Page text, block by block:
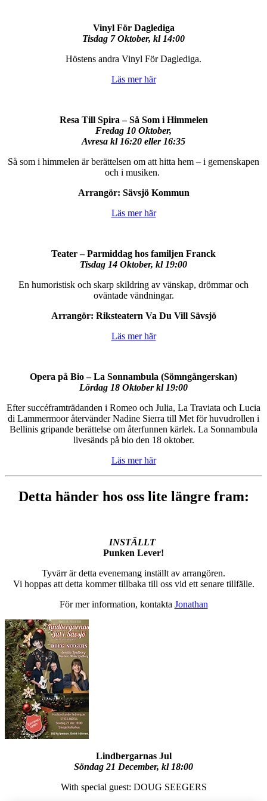
Vinyl För Daglediga
Tisdag 7 Oktober, kl 14:00
Höstens andra Vinyl För Daglediga.
Läs mer här
Resa Till Spira – Så Som i Himmelen
Fredag 10 Oktober,
Avresa kl 16:20 eller 16:35
Så som i himmelen är berättelsen om att hitta hem – i gemenskapen
och i musiken.
Arrangör: Sävsjö Kommun
Läs mer här
Teater – Parmiddag hos familjen Franck
Tisdag 14 Oktober, kl 19:00
En humoristisk och skarp skildring av vänskap, drömmar och
oväntade vändningar.
Arrangör: Riksteatern Va Du Vill Sävsjö
Läs mer här
Opera på Bio – La Sonnambula (Sömngångerskan)
Lördag 18 Oktober kl 19:00
Efter succéframträdanden i Romeo och Julia, La Traviata och Lucia
di Lammermoor återvänder Nadine Sierra till Met för huvudrollen i
Bellinis gripande berättelse om återfunnen kärlek. La Sonnambula
livesänds på bio den 18 oktober.
Läs mer här
Detta händer hos oss lite längre fram:
INSTÄLLT
Punken Lever!
Tyvärr är detta evenemang inställt av arrangören.
Vi hoppas att detta kommer tillbaka till oss vid ett senare tillfälle.
För mer information, kontakta Jonathan
Lindbergarnas Jul
Söndag 21 December, kl 18:00
With special guest: DOUG SEEGERS